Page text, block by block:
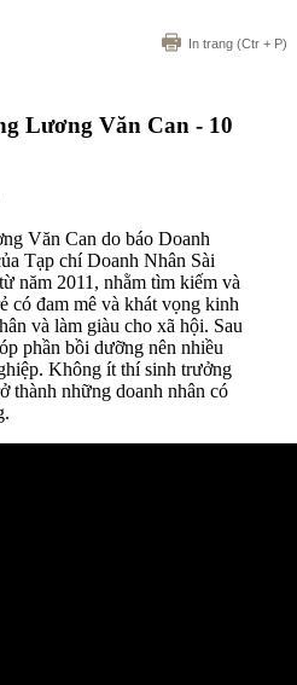
In trang (Ctr + P)
Lương Văn Can - 10
Văn Can do báo Doanh
Tạp chí Doanh Nhân Sài
năm 2011, nhằm tìm kiếm và
có đam mê và khát vọng kinh
và làm giàu cho xã hội. Sau
phần bồi dưỡng nên nhiều
Không ít thí sinh trưởng
thành những doanh nhân có